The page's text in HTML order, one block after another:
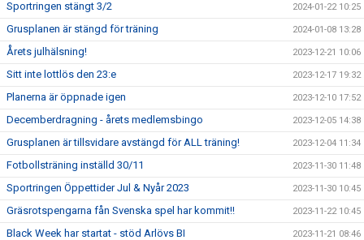
Sportringen stängt 3/2 2024-01-22 10:25
Grusplanen är stängd för träning 2024-01-08 13:28
Årets julhälsning! 2023-12-21 10:06
Sitt inte lottlös den 23:e 2023-12-17 19:32
Planerna är öppnade igen 2023-12-10 17:52
Decemberdragning - årets medlemsbingo 2023-12-05 14:38
Grusplanen är tillsvidare avstängd för ALL träning! 2023-12-04 11:34
Fotbollsträning inställd 30/11 2023-11-30 11:48
Sportringen Öppettider Jul & Nyår 2023 2023-11-30 10:45
Gräsrotspengarna fån Svenska spel har kommit!! 2023-11-22 10:45
Black Week har startat - stöd Arlövs BI 2023-11-21 08:46